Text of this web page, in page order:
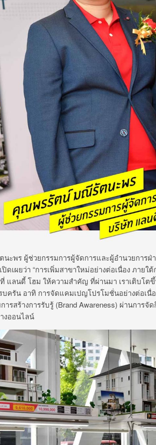
ะพร ผู้ช่วยกรรมการผู้จัดการและผู้อำนวยการ
ปิดเผยว่า “การเพิ่มสาขาใหม่อย่างต่อเนื่อง ภาย
แลนดี้ โฮม ให้ความสำคัญ ที่ผ่านมา เราเติบโตขึ้
บครัน อาทิ การจัดแคมเปญโปรโมชั่นอย่างต่อเนื่
ารสร้างการรับรู้ (Brand Awareness) ผ่านการจั
งออนไลน์